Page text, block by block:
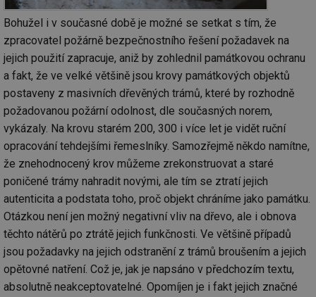
Bohužel i v současné době je možné se setkat s tím, že
zpracovatel požárně bezpečnostního řešení požadavek na
jejich použití zapracuje, aniž by zohlednil památkovou ochranu
a fakt, že ve velké většině jsou krovy památkových objektů
postaveny z masivních dřevěných trámů, které by rozhodně
požadovanou požární odolnost, dle současných norem,
vykázaly. Na krovu starém 200, 300 i více let je vidět ruční
opracování tehdejšími řemeslníky. Samozřejmě někdo namítne,
že znehodnocený krov můžeme zrekonstruovat a staré
poničené trámy nahradit novými, ale tím se ztratí jejich
autenticita a podstata toho, proč objekt chráníme jako památku.
Otázkou není jen možný negativní vliv na dřevo, ale i obnova
těchto nátěrů po ztrátě jejich funkčnosti. Ve většině případů
jsou požadavky na jejich odstranění z trámů broušením a jejich
opětovné natření. Což je, jak je napsáno v předchozím textu,
absolutně neakceptovatelné. Opomíjen je i fakt jejich značné